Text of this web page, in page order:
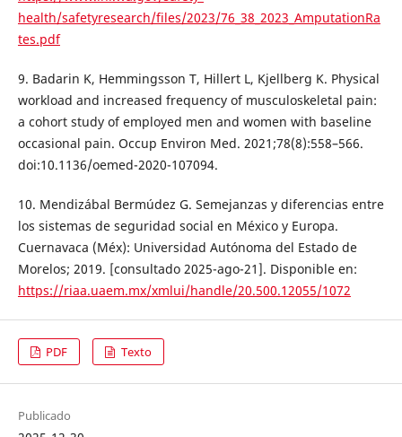
health/safetyresearch/files/2023/76_38_2023_AmputationRa
tes.pdf
9. Badarin K, Hemmingsson T, Hillert L, Kjellberg K. Physical
workload and increased frequency of musculoskeletal pain:
a cohort study of employed men and women with baseline
occasional pain. Occup Environ Med. 2021;78(8):558–566.
doi:10.1136/oemed-2020-107094.
10. Mendizábal Bermúdez G. Semejanzas y diferencias entre
los sistemas de seguridad social en México y Europa.
Cuernavaca (Méx): Universidad Autónoma del Estado de
Morelos; 2019. [consultado 2025-ago-21]. Disponible en:
https://riaa.uaem.mx/xmlui/handle/20.500.12055/1072
PDF Texto
Publicado